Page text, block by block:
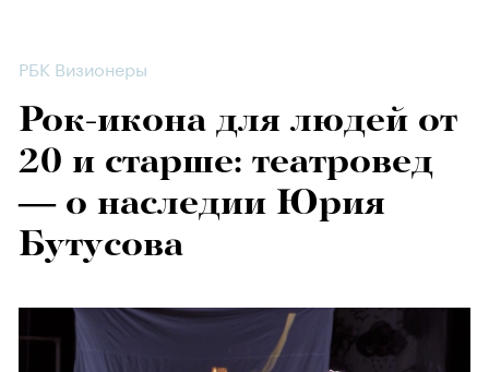
РБК Визионеры
Рок-икона для людей от
20 и старше: театровед
— о наследии Юрия
Бутусова